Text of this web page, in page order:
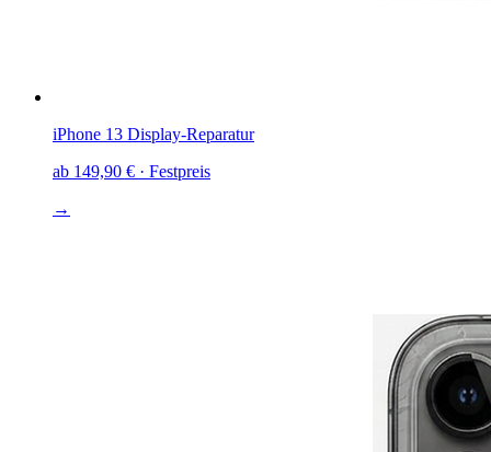
iPhone 13 Display-Reparatur
ab 149,90 € · Festpreis
→